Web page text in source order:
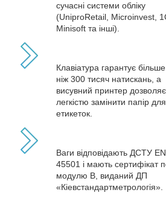
сучасні системи обліку
(UniproRetail, Microinvest,
Minisoft та інші).
Клавіатура гарантує більше
ніж 300 тисяч натискань, а
висувний принтер
легкістю замінити папір для
етикеток.
Ваги відповідають ДСТУ EN
45501 і мають сертифікат
модулю В, виданий ДП
«Кіевстандартметрологія».